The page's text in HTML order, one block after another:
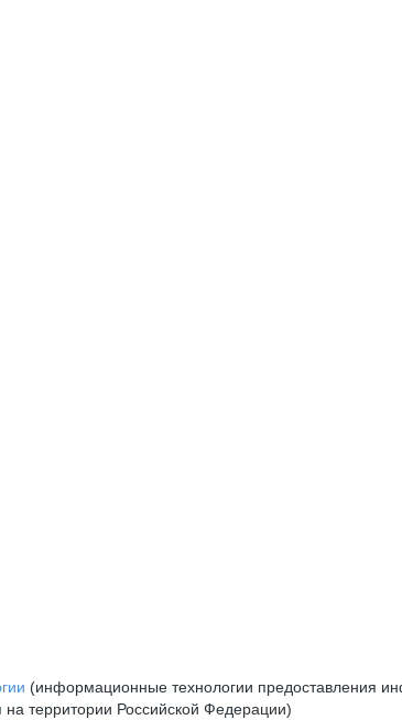
(информационные технологии предоставления
территории Российской Федерации)